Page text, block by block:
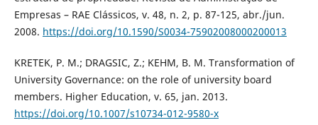
Empresas – RAE Clássicos, v. 48, n. 2, p. 87-125, abr./jun.
2008. https://doi.org/10.1590/S0034-75902008000200013
KRETEK, P. M.; DRAGSIC, Z.; KEHM, B. M. Transformation of
University Governance: on the role of university board
members. Higher Education, v. 65, jan. 2013.
https://doi.org/10.1007/s10734-012-9580-x